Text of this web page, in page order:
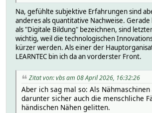
Na, gefühlte subjektive Erfahrungen sind
anderes als quantitative Nachweise.
als "Digitale Bildung" bezeichnen, sind
wichtig, weil die technologischen
kürzer werden. Als einer der
LEARNTEC bin ich da an vorderster Front.
Zitat von: vbs am 08 April 2026, 16:32:26
Aber ich sag mal so: Als
darunter sicher auch die menschliche
händischen Nähen gelitten.